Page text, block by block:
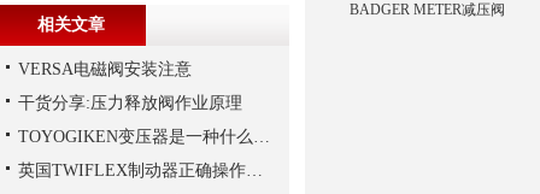
BADGER METER减压阀
相关文章
VERSA电磁阀安装注意
干货分享:压力释放阀作业原理
TOYOGIKEN变压器是一种什么设备
英国TWIFLEX制动器正确操作方法